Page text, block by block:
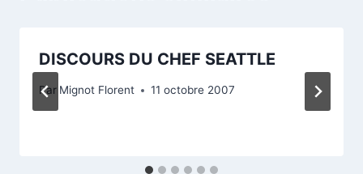
DISCOURS DU CHEF SEATTLE
Par Mignot Florent 11 octobre 2007